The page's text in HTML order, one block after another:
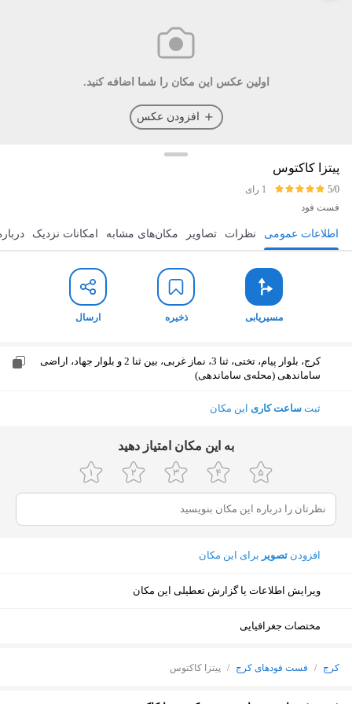
اولین عکس این مکان را شما اضافه کنید.
افزودن عکس
پیتزا کاکتوس
5/0
1 رای
فست فود
مسیریابی ذخیره ارسال اطلاعات عمومی نظرات تصاویر مکان‌های مشابه امکانات نزدیک
مسیریابی ذخیره ارسال
کرج، بلوار پیام، تختی، ثنا 3، نماز غربی، بین ثنا 2 و بلوار جهاد، اراضی
ساماندهی (محله‌ی ساماندهی)
ثبت ساعت کاری این مکان
ﺑﻪ اﯾﻦ ﻣﮑﺎن اﻣﺘﯿﺎز دﻫﯿﺪ
افزودن تصویر برای این مکان
ویرایش اطلاعات یا گزارش تعطیلی این مکان
مختصات جغرافیایی
کرج / فست فودهای کرج / پیتزا کاکتوس